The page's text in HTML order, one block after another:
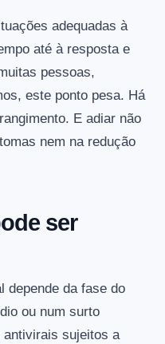
adequadas à
até à resposta e
pessoas,
este ponto pesa. Há
E adiar não
nem na redução
ser
depende da fase do
ou num surto
antivirais sujeitos a